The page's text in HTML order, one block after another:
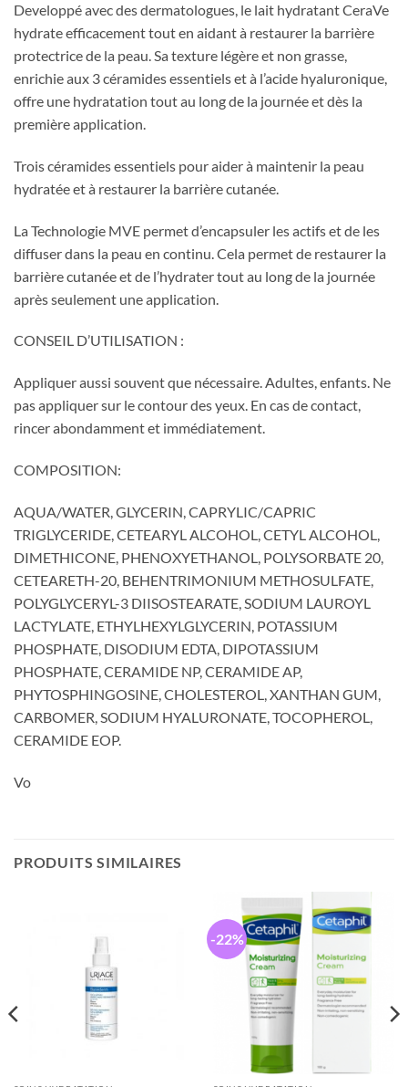
Developpé avec des dermatologues, le lait hydratant CeraVe
hydrate efficacement tout en aidant à restaurer la barrière
protectrice de la peau. Sa texture légère et non grasse,
enrichie aux 3 céramides essentiels et à l’acide hyaluronique,
offre une hydratation tout au long de la journée et dès la
première application.
Trois céramides essentiels pour aider à maintenir la peau
hydratée et à restaurer la barrière cutanée.
La Technologie MVE permet d’encapsuler les actifs et de les
diffuser dans la peau en continu. Cela permet de restaurer la
barrière cutanée et de l’hydrater tout au long de la journée
après seulement une application.
CONSEIL D’UTILISATION :
Appliquer aussi souvent que nécessaire. Adultes, enfants. Ne
pas appliquer sur le contour des yeux. En cas de contact,
rincer abondamment et immédiatement.
COMPOSITION:
AQUA/WATER, GLYCERIN, CAPRYLIC/CAPRIC
TRIGLYCERIDE, CETEARYL ALCOHOL, CETYL ALCOHOL,
DIMETHICONE, PHENOXYETHANOL, POLYSORBATE 20,
CETEARETH-20, BEHENTRIMONIUM METHOSULFATE,
POLYGLYCERYL-3 DIISOSTEARATE, SODIUM LAUROYL
LACTYLATE, ETHYLHEXYLGLYCERIN, POTASSIUM
PHOSPHATE, DISODIUM EDTA, DIPOTASSIUM
PHOSPHATE, CERAMIDE NP, CERAMIDE AP,
PHYTOSPHINGOSINE, CHOLESTEROL, XANTHAN GUM,
CARBOMER, SODIUM HYALURONATE, TOCOPHEROL,
CERAMIDE EOP.
Vo
PRODUITS SIMILAIRES
-22%